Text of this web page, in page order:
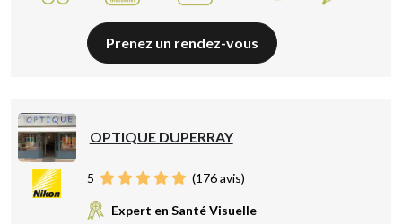
Prenez un rendez-vous
OPTIQUE DUPERRAY
5 (176avis)
Expert en Santé Visuelle